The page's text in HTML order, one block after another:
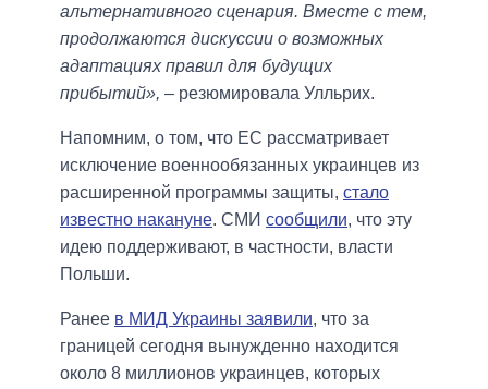
альтернативного сценария. Вместе с тем,
продолжаются дискуссии о возможных
адаптациях правил для будущих
прибытий», – резюмировала Улльрих.
Напомним, о том, что ЕС рассматривает
исключение военнообязанных украинцев из
расширенной программы защиты, стало
известно накануне. СМИ сообщили, что эту
идею поддерживают, в частности, власти
Польши.
Ранее в МИД Украины заявили, что за
границей сегодня вынужденно находится
около 8 миллионов украинцев, которых